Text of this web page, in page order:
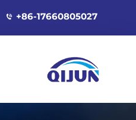
+86-17660805027